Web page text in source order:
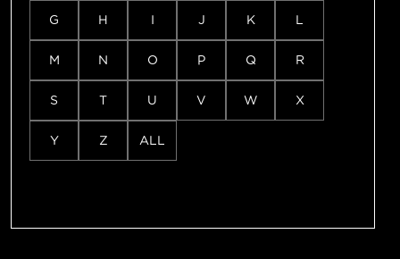
G H I J K L
M N O P Q R
S T U V W X
Y Z ALL